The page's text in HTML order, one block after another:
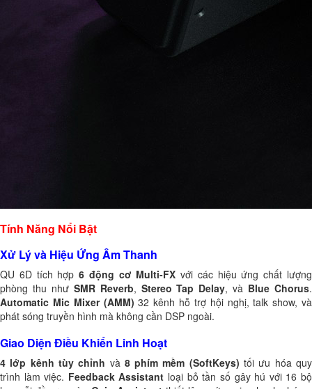
Tính Năng Nổi Bật
Xử Lý và Hiệu Ứng Âm Thanh
QU 6D tích hợp6 động cơ Multi-FX với các hiệu ứng chất lượng
phòng thu như SMR Reverb, Stereo Tap Delay, và Blue Chorus.
Automatic Mic Mixer (AMM) 32 kênh hỗ trợ hội nghị, talk show, và
phát sóng truyền hình mà không cần DSP ngoài.
Giao Diện Điều Khiển Linh Hoạt
4 lớp kênh tùy chỉnh và 8 phím mềm (SoftKeys) tối ưu hóa quy
trình làm việc. Feedback Assistant loại bỏ tần số gây hú với 16 bộ